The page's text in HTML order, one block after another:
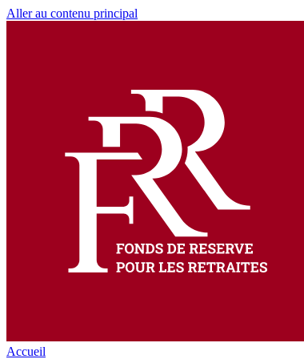
Aller au contenu principal
Accueil